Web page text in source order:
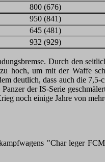
800 (676)
950 (841)
645 (481)
932 (929)
Durch den
hoch, um mit der Waffe
deutlich, dass auch die
der IS-Serie
noch einige Jahre von
"Char leger